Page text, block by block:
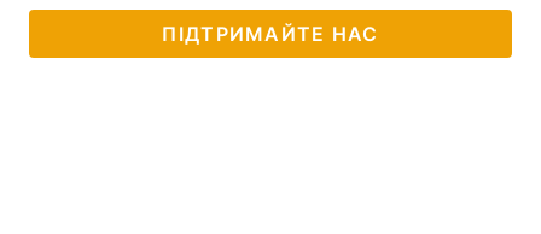
ПІДТРИМАЙТЕ НАС